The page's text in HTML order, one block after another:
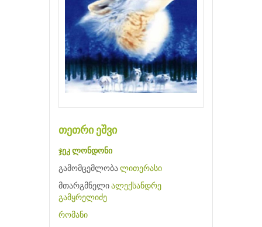
თეთრი ეშვი
ჯეკ ლონდონი
გამომცემლობა ლითერასი
მთარგმნელი ალექსანდრე
გამყრელიძე
რომანი